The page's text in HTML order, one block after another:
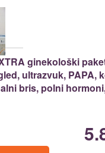
ginekološki
ultrazvuk, PAPA,
bris, polni